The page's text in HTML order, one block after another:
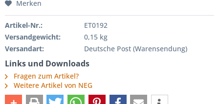
Merken
Artikel-Nr.:
ET0192
Versandgewicht:
0,15 kg
Versandart:
Deutsche Post (Warensendung)
Links und Downloads
Fragen zum Artikel?
Weitere Artikel von NEG